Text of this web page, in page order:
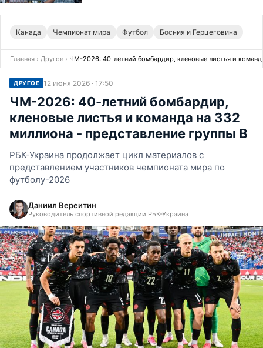
Канада Чемпионат мира Футбол Босния и Герцеговина
Главная › Другое › ЧМ-2026: 40-летний бомбардир, кленовые листья и
ДРУГОЕ 12 июня 2026 · 17:50
ЧМ-2026: 40-летний бомбардир,
кленовые листья и команда на 332
миллиона - представление группы B
РБК-Украина продолжает цикл материалов с
представлением участников чемпионата мира по
футболу-2026
Даниил Вереитин
Руководитель спортивной редакции РБК-Украина